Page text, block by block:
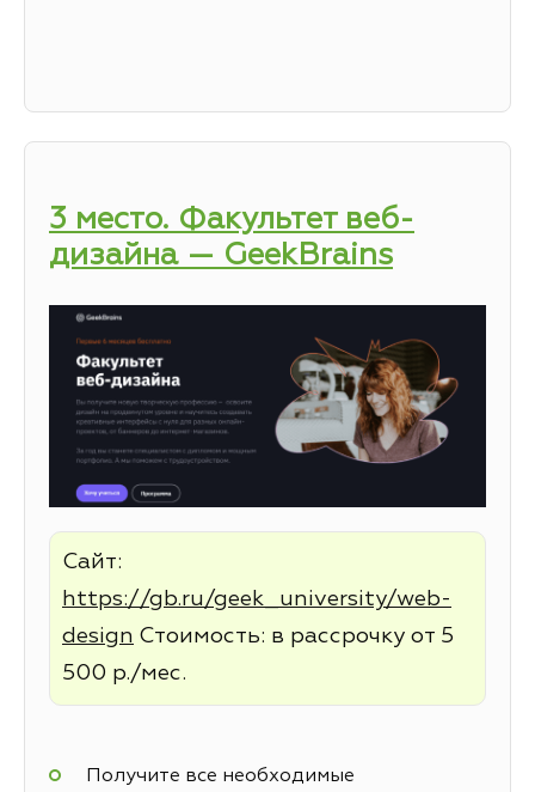
3 место. Факультет веб-
дизайна — GeekBrains
Сайт:
https://gb.ru/geek_university/web-
design Стоимость: в рассрочку от 5
500 р./мес.
Получите все необходимые